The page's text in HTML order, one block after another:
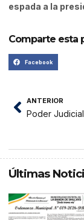
espada a la
Comparte esta
Facebook
ANTERIOR
Últimas